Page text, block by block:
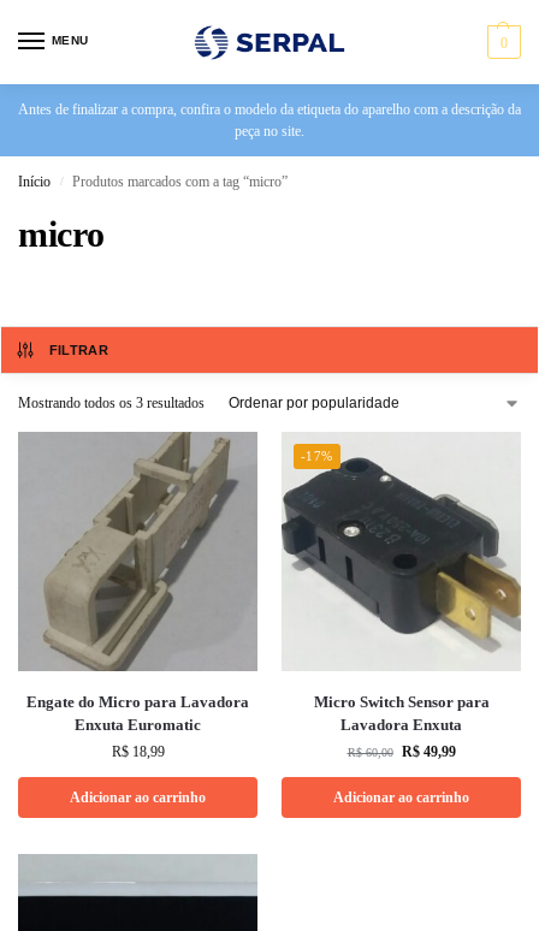
MENU 0
Antes de finalizar a compra, confira o modelo da etiqueta do aparelho com a descrição da
peça no site.
Início / Produtos marcados com a tag “micro”
micro
FILTRAR
Mostrando todos os 3 resultados
Engate do Micro para Lavadora
Enxuta Euromatic
R$18,99
Adicionar ao carrinho
-17%
Micro Switch Sensor para
Lavadora Enxuta
R$60,00 R$49,99
Adicionar ao carrinho